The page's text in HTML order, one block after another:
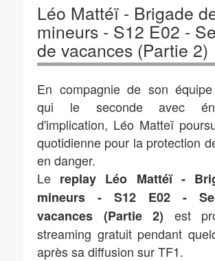
Léo Mattéï - Brigade
mineurs - S12 E02 -
de vacances (Partie 2)
En compagnie de son
qui le seconde avec
d'implication, Léo Matteï
quotidienne pour la protection
en danger.
Le replay Léo Mattéï -
mineurs - S12 E02 -
vacances (Partie 2) est
streaming gratuit pendant
après sa diffusion sur TF1.